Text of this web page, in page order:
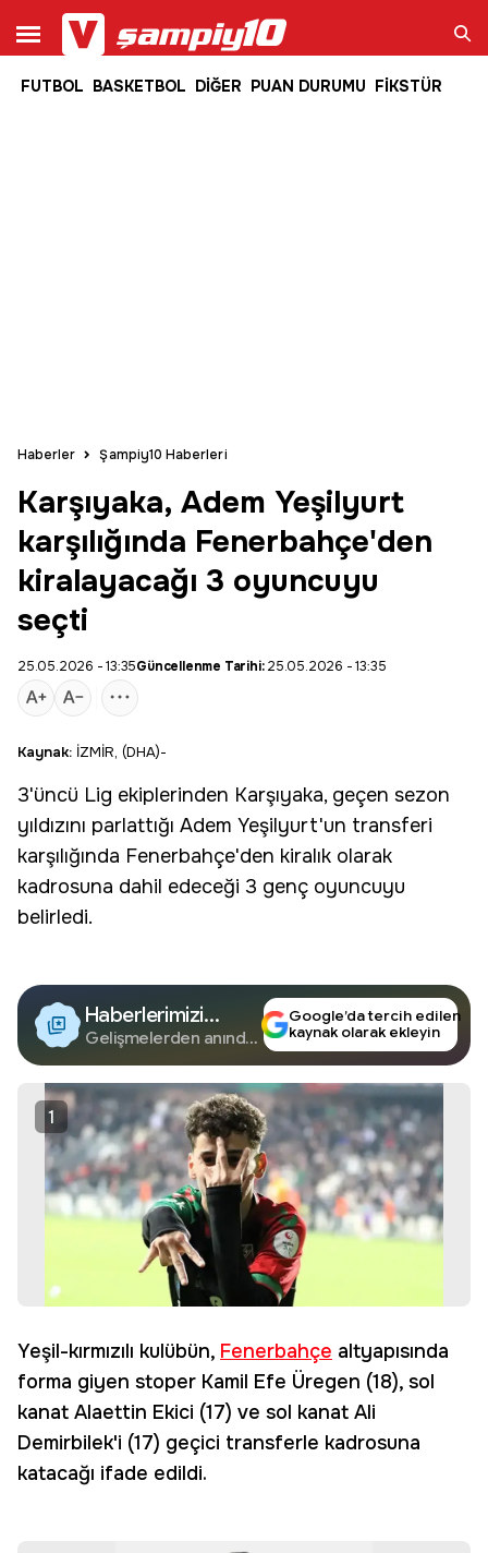
FUTBOL BASKETBOL DİĞER PUAN DURUMU FİKSTÜRAra
Haberler Şampiy10 Haberleri
Karşıyaka, Adem Yeşilyurt
karşılığında Fenerbahçe'den
kiralayacağı 3 oyuncuyu
seçti
25.05.2026 - 13:35Güncellenme Tarihi:25.05.2026 - 13:35
Kaynak: İZMİR, (DHA)-
3'üncü Lig ekiplerinden Karşıyaka, geçen sezon
yıldızını parlattığı Adem Yeşilyurt'un transferi
karşılığında Fenerbahçe'den kiralık olarak
kadrosuna dahil edeceği 3 genç oyuncuyu
belirledi.
Haberlerimizi
Google'da Takip
Edin
Gelişmelerden anında
Google’da tercih edilen
kaynak olarak ekleyin
1
Yeşil-kırmızılı kulübün, Fenerbahçe altyapısında
forma giyen stoper Kamil Efe Üregen (18), sol
kanat Alaettin Ekici (17) ve sol kanat Ali
Demirbilek'i (17) geçici transferle kadrosuna
katacağı ifade edildi.